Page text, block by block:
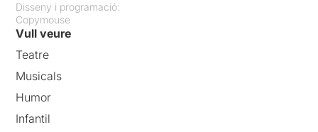
Disseny i programació:
Copymouse
Vull veure
Teatre
Musicals
Humor
Infantil